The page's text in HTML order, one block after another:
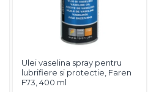
Ulei vaselina spray pentru
lubrifiere si protectie, Faren
F73, 400 ml